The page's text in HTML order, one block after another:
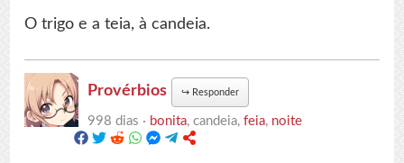
O trigo e a teia, à candeia.
Provérbios ↪ Responder
998 dias · bonita, candeia,feia, noite